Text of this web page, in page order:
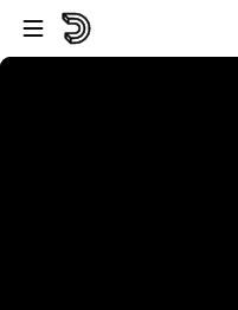
Passer au player
Passer au contenu principal